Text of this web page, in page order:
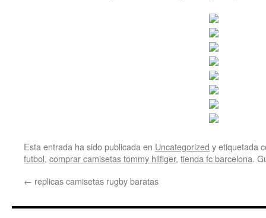
Esta entrada ha sido publicada en Uncategorized y etiquetada
futbol, comprar camisetas tommy hilfiger, tienda fc barcelona.
← replicas camisetas rugby baratas